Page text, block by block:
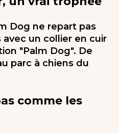
Dog ne repart pas
un collier en cuir
"Palm Dog". De
parc à chiens du
comme les